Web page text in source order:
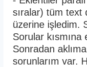
sıralar) tüm text
üzerine işledim.
Sorular
Sonradan
sorunlarım var.